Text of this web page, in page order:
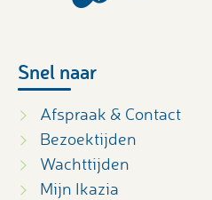
Snel naar
Afspraak & Contact
Bezoektijden
Wachttijden
Mijn Ikazia